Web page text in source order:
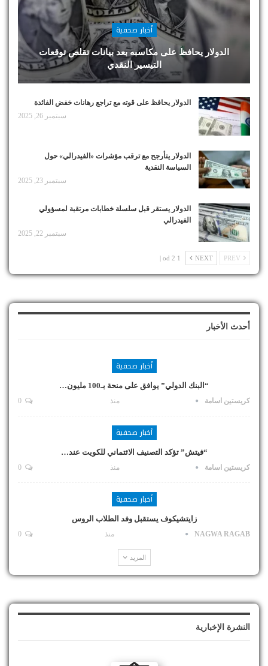
أخبار صحفية
الدولار يحافظ على مكاسبه بعد بيانات تقلص توقعات
التيسير النقدي
الدولار يحافظ على قوته مع تراجع رهانات خفض الفائدة
سبتمبر 26, 2025
الدولار يتأرجح مع ترقب مؤشرات «الفيدرالي» حول
السياسة النقدية
سبتمبر 23, 2025
الدولار يستقر قبل سلسلة خطابات مرتقبة لمسؤولي
الفيدرالي
سبتمبر 22, 2025
NEXT
1 od 2 |
أحدث الأخبار
أخبار صحفية
“البنك الدولي” يوافق على منحة بـ100 مليون…
كريستين اسامة منذ
أخبار صحفية
“فيتش” تؤكد التصنيف الائتماني للكويت عند…
كريستين اسامة منذ
أخبار صحفية
زايتشيكوف يستقبل وفد الطلاب الروس
NAGWA RAGAB منذ
المزيد
النشرة الإخبارية